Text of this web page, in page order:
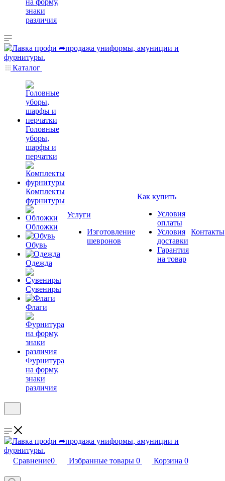
на форму,
знаки
различия
Каталог
Головные
уборы,
шарфы и
перчатки
Комплекты
фурнитуры
Обложки
Обувь
Одежда
Сувениры
Флаги
Фурнитура
на форму,
знаки
различия
Услуги
Изготовление
шевронов
Как купить
Условия
оплаты
Условия
доставки
Гарантия
на товар
Контакты
Сравнение0 Избранные товары 0 Корзина 0